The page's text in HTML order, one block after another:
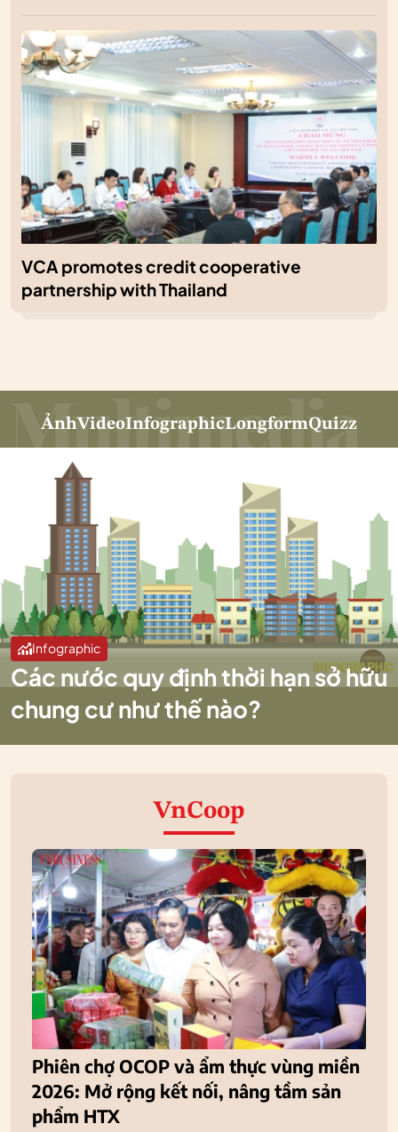
VCA promotes credit cooperative
partnership with Thailand
ẢnhVideoInfographicLongformQuizz
Infographic
Các nước quy định thời hạn sở hữu
chung cư như thế nào?
VnCoop
Phiên chợ OCOP và ẩm thực vùng miền
2026: Mở rộng kết nối, nâng tầm sản
phẩm HTX